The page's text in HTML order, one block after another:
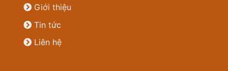
Giới thiệu
Tin tức
Liên hệ